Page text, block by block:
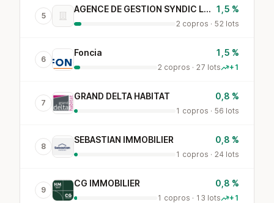
5
AGENCE DE GESTION SYNDIC LOCALE 1,5 %
2 copros · 52 lots
6
Foncia 1,5 %
2 copros · 27 lots +1
7
GRAND DELTA HABITAT 0,8 %
1 copros · 56 lots
8
SEBASTIAN IMMOBILIER 0,8 %
1 copros · 24 lots
9
CG IMMOBILIER 0,8 %
1 copros · 13 lots +1